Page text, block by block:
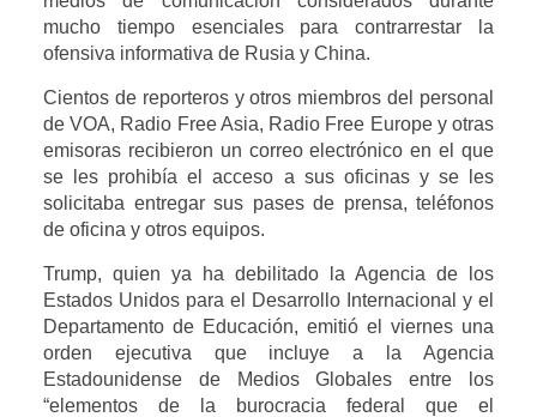
mucho tiempo esenciales para contrarrestar la
ofensiva informativa de Rusia y China.
Cientos de reporteros y otros miembros del personal
de VOA, Radio Free Asia, Radio Free Europe y otras
emisoras recibieron un correo electrónico en el que
se les prohibía el acceso a sus oficinas y se les
solicitaba entregar sus pases de prensa, teléfonos
de oficina y otros equipos.
Trump, quien ya ha debilitado la Agencia de los
Estados Unidos para el Desarrollo Internacional y el
Departamento de Educación, emitió el viernes una
orden ejecutiva que incluye a la Agencia
Estadounidense de Medios Globales entre los
“elementos de la burocracia federal que el